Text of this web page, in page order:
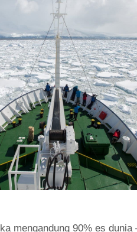
mengandung 90% es dunia